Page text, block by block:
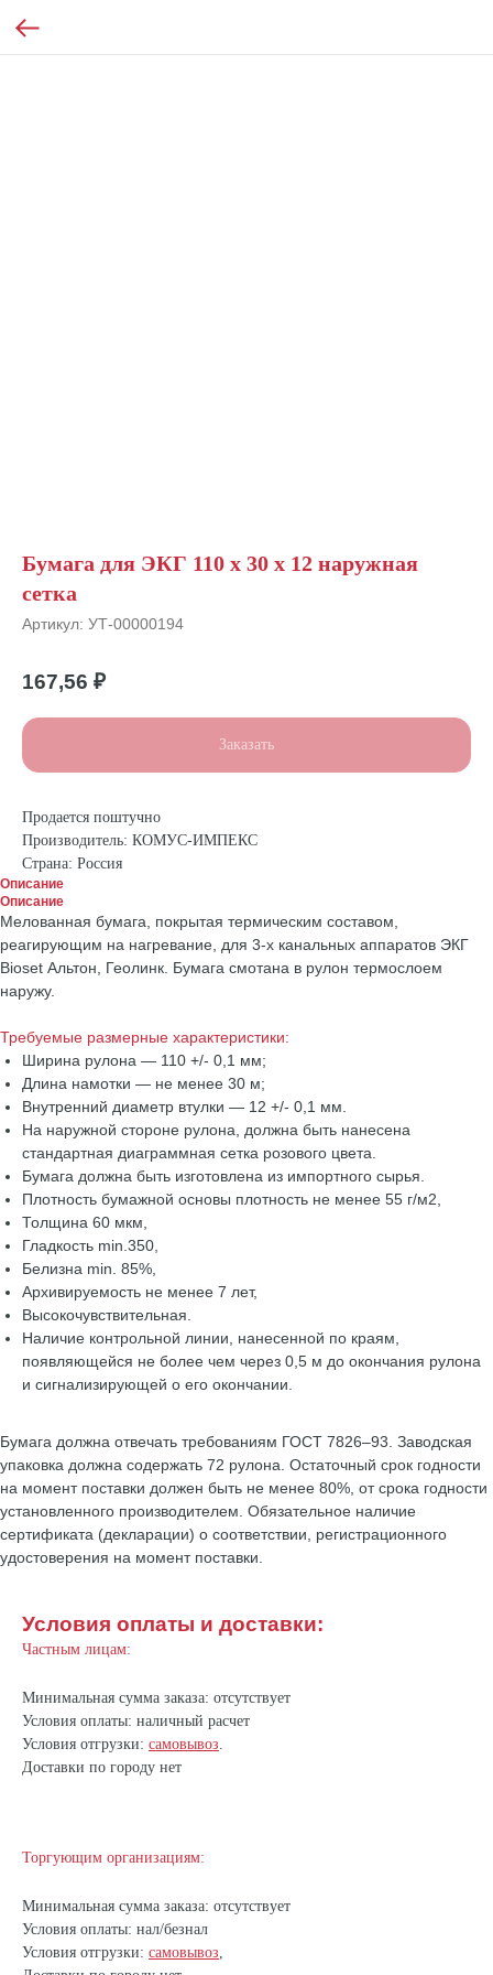
Бумага для ЭКГ 110 х 30 х 12 наружная
сетка
Артикул: УТ-00000194
167,56 ₽
Заказать
Продается поштучно
Производитель: КОМУС-ИМПЕКС
Страна: Россия
Описание
Описание
Мелованная бумага, покрытая термическим составом,
реагирующим на нагревание, для 3-х канальных аппаратов ЭКГ
Bioset Альтон, Геолинк. Бумага смотана в рулон термослоем
наружу.
Требуемые размерные характеристики:
Ширина рулона — 110 +/- 0,1 мм;
Длина намотки — не менее 30 м;
Внутренний диаметр втулки — 12 +/- 0,1 мм.
На наружной стороне рулона, должна быть нанесена
стандартная диаграммная сетка розового цвета.
Бумага должна быть изготовлена из импортного сырья.
Плотность бумажной основы плотность не менее 55 г/м2,
Толщина 60 мкм,
Гладкость min.350,
Белизна min. 85%,
Архивируемость не менее 7 лет,
Высокочувствительная.
Наличие контрольной линии, нанесенной по краям,
появляющейся не более чем через 0,5 м до окончания рулона
и сигнализирующей о его окончании.
Бумага должна отвечать требованиям ГОСТ 7826–93. Заводская
упаковка должна содержать 72 рулона. Остаточный срок годности
на момент поставки должен быть не менее 80%, от срока годности
установленного производителем. Обязательное наличие
сертификата (декларации) о соответствии, регистрационного
удостоверения на момент поставки.
Условия оплаты и доставки:
Частным лицам:
Минимальная сумма заказа: отсутствует
Условия оплаты: наличный расчет
Условия отгрузки: самовывоз.
Доставки по городу нет
Торгующим организациям:
Минимальная сумма заказа: отсутствует
Условия оплаты: нал/безнал
Условия отгрузки: самовывоз,